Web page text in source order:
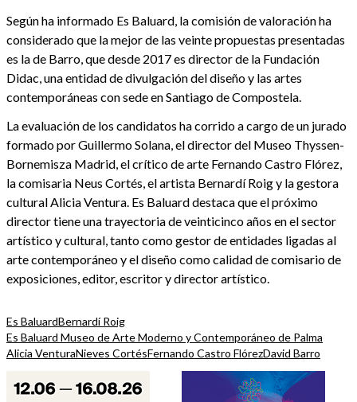
Según ha informado Es Baluard, la comisión de valoración ha
considerado que la mejor de las veinte propuestas presentadas
es la de Barro, que desde 2017 es director de la Fundación
Didac, una entidad de divulgación del diseño y las artes
contemporáneas con sede en Santiago de Compostela.
La evaluación de los candidatos ha corrido a cargo de un jurado
formado por Guillermo Solana, el director del Museo Thyssen-
Bornemisza Madrid, el crítico de arte Fernando Castro Flórez,
la comisaria Neus Cortés, el artista Bernardí Roig y la gestora
cultural Alicia Ventura. Es Baluard destaca que el próximo
director tiene una trayectoria de veinticinco años en el sector
artístico y cultural, tanto como gestor de entidades ligadas al
arte contemporáneo y el diseño como calidad de comisario de
exposiciones, editor, escritor y director artístico.
Es BaluardBernardí Roig
Es Baluard Museo de Arte Moderno y Contemporáneo de Palma
Alicia VenturaNieves CortésFernando Castro FlórezDavid Barro